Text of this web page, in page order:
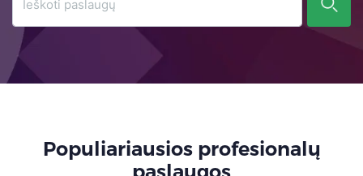
Populiariausios profesionalų